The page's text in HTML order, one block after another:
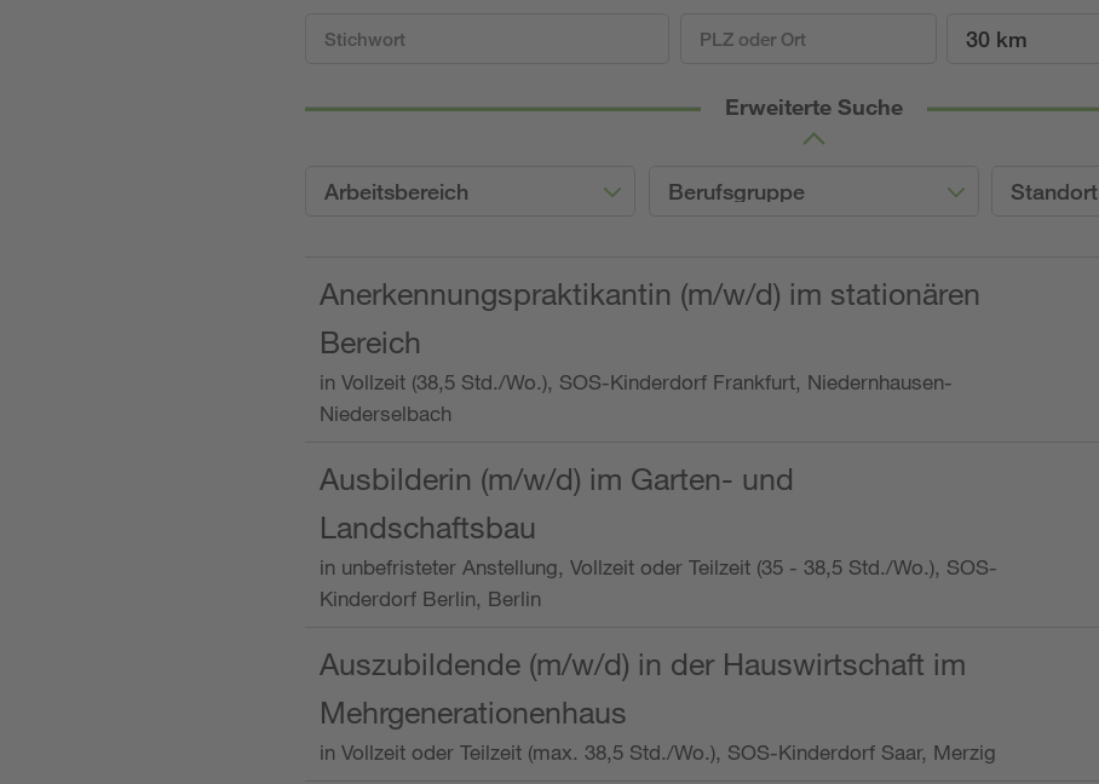
30 km
Erweiterte Suche
Arbeitsbereich Berufsgruppe Standort
Anerkennungspraktikantin (m/w/d) im stationären
Bereich
in Vollzeit (38,5 Std./Wo.), SOS-Kinderdorf Frankfurt, Niedernhausen-
Niederselbach
Ausbilderin (m/w/d) im Garten- und
Landschaftsbau
in unbefristeter Anstellung, Vollzeit oder Teilzeit (35 - 38,5 Std./Wo.), SOS-
Kinderdorf Berlin, Berlin
Auszubildende (m/w/d) in der Hauswirtschaft im
Mehrgenerationenhaus
in Vollzeit oder Teilzeit (max. 38,5 Std./Wo.), SOS-Kinderdorf Saar, Merzig